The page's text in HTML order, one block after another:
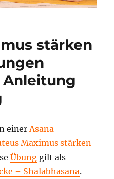
stärken
einer Asana
Maximus stärken
Übung gilt als
– Shalabhasana.